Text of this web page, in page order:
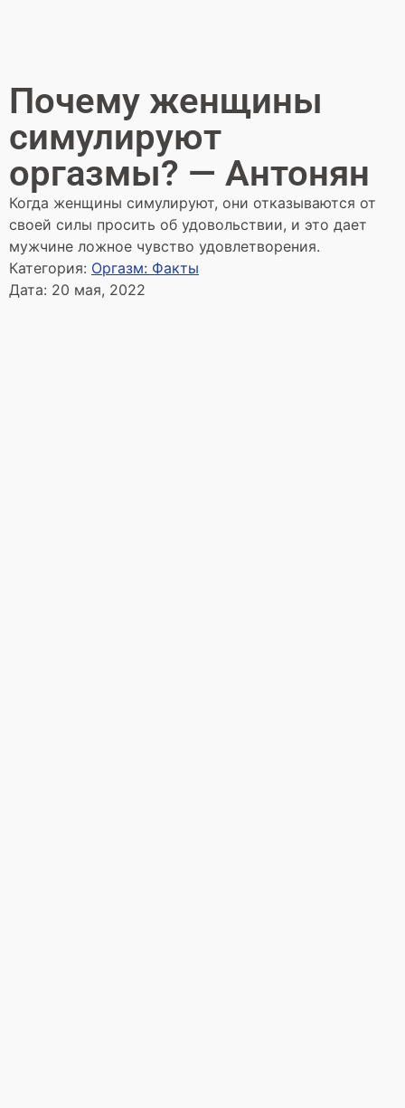
Почему женщины
симулируют
оргазмы? — Антонян
Когда женщины симулируют, они отказываются от
своей силы просить об удовольствии, и это дает
мужчине ложное чувство удовлетворения.
Категория: Оргазм: Факты
Дата: 20 мая, 2022